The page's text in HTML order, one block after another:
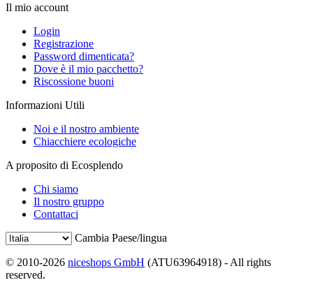
Il mio account
Login
Registrazione
Password dimenticata?
Dove è il mio pacchetto?
Riscossione buoni
Informazioni Utili
Noi e il nostro ambiente
Chiacchiere ecologiche
A proposito di Ecosplendo
Chi siamo
Il nostro gruppo
Contattaci
Cambia Paese/lingua
© 2010-2026 niceshops GmbH (ATU63964918) - All rights
reserved.